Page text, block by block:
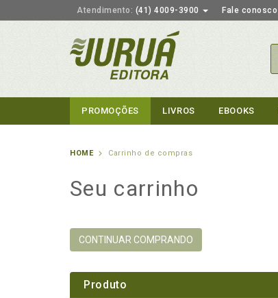
Atendimento: (41) 4009-3900 Fale conosco
PROMOÇÕES LIVROS EBOOKS
HOME Carrinho de compras
Seu carrinho
CONTINUAR COMPRANDO
Produto